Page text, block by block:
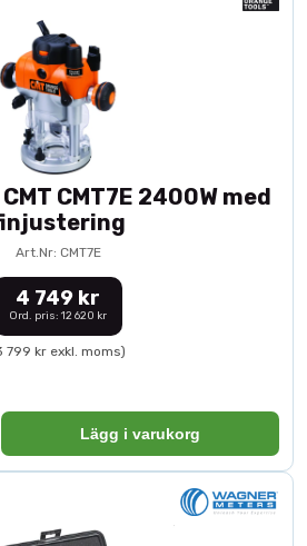
CMT7E 2400W med
Art.Nr: CMT7E
4 749 kr
Ord. pris: 12 620 kr
799 kr exkl. moms)
Lägg i varukorg